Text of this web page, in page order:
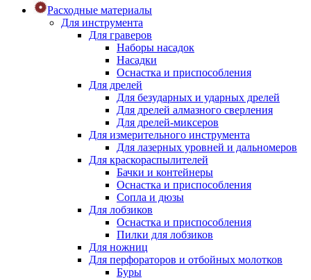
Расходные материалы
Для инструмента
Для граверов
Наборы насадок
Насадки
Оснастка и приспособления
Для дрелей
Для безударных и ударных дрелей
Для дрелей алмазного сверления
Для дрелей-миксеров
Для измерительного инструмента
Для лазерных уровней и дальномеров
Для краскораспылителей
Бачки и контейнеры
Оснастка и приспособления
Сопла и дюзы
Для лобзиков
Оснастка и приспособления
Пилки для лобзиков
Для ножниц
Для перфораторов и отбойных молотков
Буры